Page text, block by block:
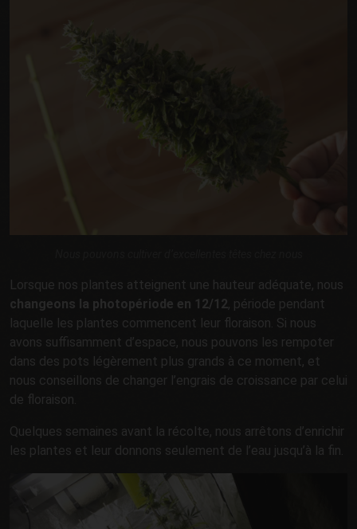
Lorsque nos plantes atteignent une hauteur adéquate, nous
changeons la photopériode en 12/12, période pendant
laquelle les plantes commencent leur floraison. Si nous
avons suffisamment d’espace, nous pouvons les rempoter
dans des pots légèrement plus grands à ce moment, et
nous conseillons de changer l’engrais de croissance par celui
de floraison.
Quelques semaines avant la récolte, nous arrêtons d’enrichir
les plantes et leur donnons seulement de l’eau jusqu’à la fin.